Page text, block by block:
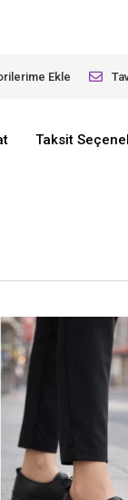
Ekle
Taksit